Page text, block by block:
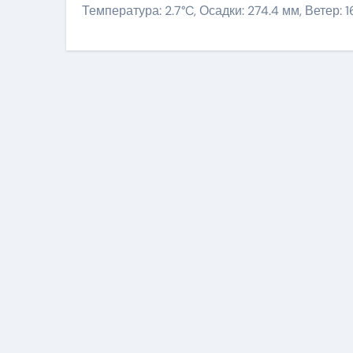
Температура: 2.7°C, Осадки: 274.4 мм, Ветер: